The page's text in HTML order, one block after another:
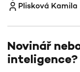
Plisková Kamila
Novinář
inteligence?